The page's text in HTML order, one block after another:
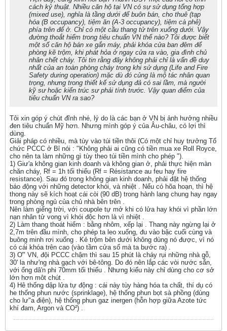
cách kỷ thuật. Nhiều căn hộ tại VN có sự sử dụng tổng hợp
(mixed use), nghỉa là tầng dưới để buôn bán, cho thuê (tạp
hóa (B occupancy), tiệm ăn (A-3 occupancy), tiệm cà phê)
phía trên để ở. Chỉ có một cầu thang tử trên xuống dưới. Vậy
đường thoắt hiểm trong tiêu chuẩn VN thế nào? Tôi được biết
một số căn hộ bán xe gắn máy, phải khóa cửa ban đêm để
phòng kẽ trộm, khi phát hỏa ở ngay cửa ra vào, gia đình chủ
nhân chết cháy. Tôi tin rằng đây không phải chỉ là vấn đề duy
nhất của an toàn phòng cháy trong khi sử dụng (Life and Fire
Safety during operation) mặc dù đó củng là mộ tác nhân quan
trọng, nhưng trong thiết kế sử dụng đả có sai lầm, mà người
kỹ sư hoặc kiến trúc sư phải tính trước. Vậy quan điểm của
tiêu chuẩn VN ra sao?
Tôi xin góp ý chút đĩnh nhé, lý do là các bạn ở VN bị ảnh hưởng nhiều
đen tiêu chuẩn Mỹ hơn. Nhưng mình góp ý của Âu-châu, có lợi thì
dùng.
Giải pháp có nhiều, mà tùy vào túi tiền thôi (Có một chỉ huy trưởng Tổ
chức PCCC ở Bỉ nói : "Không phải ai cũng có tiền mua xe Roll Royce,
cho nên ta làm những gì tùy theo túi tiền mình cho phép ").
1) Giư'a không gian kinh doanh và không gian ở, phải thực hiện màn
chăn cháy, Rf = 1h tối thiểu (Rf = Résistance au feu hay fire
resistance). Sau đó trong không gian kinh doanh, phải đặt hệ thống
báo động với những detector khói, và nhiệt . Nếu có hõa hoạn, thì hệ
thong này sẽ kích hoạt cái còi (90 dB) trong hành lang chung hay ngay
trong phòng ngủ của chủ nhà bên trên .
Nên làm giếng trời, với coupole tự mở khi có lửa hay khói vì phần lớn
nạn nhân tử vong vì khói độc hơn là vì nhiệt .
2) Làm thang thoát hiểm : bằng nhôm, xếp lại . Thang này ngừng lại ở
2,7m trên đầu mình, cho phép ta leo xuống, đu vào bậc cuối cùng và
buông minh rơi xuống . Kẻ trộm bên dưới không dùng nó được, vì nó
có cái khóa trên cao (vào tầm cửa sổ mà ta bước ra) .
3) Ơ" VN, đội PCCC chậm thì sau 15 phút là cháy rụi những nhà gỗ,
30' la như'ng nhà gạch với bê-tông. Do đó nên lắp các vòi nước sẵn,
với ổng dâ'n phi 70mm tối thiểu . Nhưng kiểu này chỉ dùng cho cơ sở
lớn hơn môt chút .
4) Hê thống dập lửa tự động : cái này tùy hàng hóa ta chất, thí dụ có
he thống phun nước (sprinklage), hệ thống phun bọt sà phồng (dùng
cho lư"a điện), hệ thống phun gaz inergen (hỗn hợp giữa Azote tức
khí đam, Argon và CO²) .